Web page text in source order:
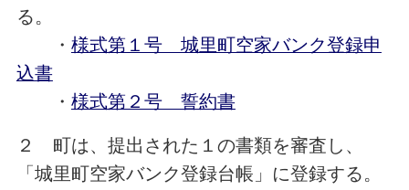
る。
・ 様式第１号 城里町空家バンク登録申
込書
・ 様式第２号 誓約書
２ 町は、提出された１の書類を審査し、
「城里町空家バンク登録台帳」に登録する。